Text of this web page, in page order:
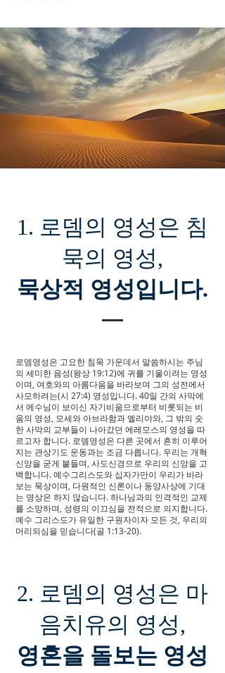
1. 로뎀의 영성은 침
묵의 영성,
묵상적 영성입니다.
로뎀영성은 고요한 침묵 가운데서 말씀하시는 주님
의 세미한 음성(왕상 19:12)에 귀를 기울이려는 영성
이며, 여호와의 아름다움을 바라보며 그의 성전에서
사모하려는(시 27:4) 영성입니다. 40일 간의 사막에
서 에수님이 보이신 자기비움으로부터 비롯되는 비
움의 영성, 모세와 아브라함과 엘리야와, 그 밖의 숫
한 사막의 교부들이 나아갔던 에레모스의 영성을 따
르고자 합니다. 로뎀영성은 다른 곳에서 흔히 이루어
지는 관상기도 운동과는 조금 다릅니다. 우리는 개혁
신앙을 굳게 붙들며, 사도신경으로 우리의 신앙을 고
백합니다. 예수그리스도와 십자가만이 우리가 바라
보는 묵상이며, 다원적인 신론이나 동양사상에 기대
는 명상은 하지 않습니다. 하나님과의 인격적인 교제
를 소망하며, 성령의 이끄심을 전적으로 의지합니다.
예수 그리스도가 유일한 구원자이자 모든 것, 우리의
머리되심을 믿습니다(골 1:13-20).
2. 로뎀의 영성은 마
음치유의 영성,
영혼을 돌보는 영성